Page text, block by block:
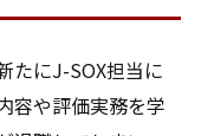
たにJ-SOX担当に
容や評価実務を学